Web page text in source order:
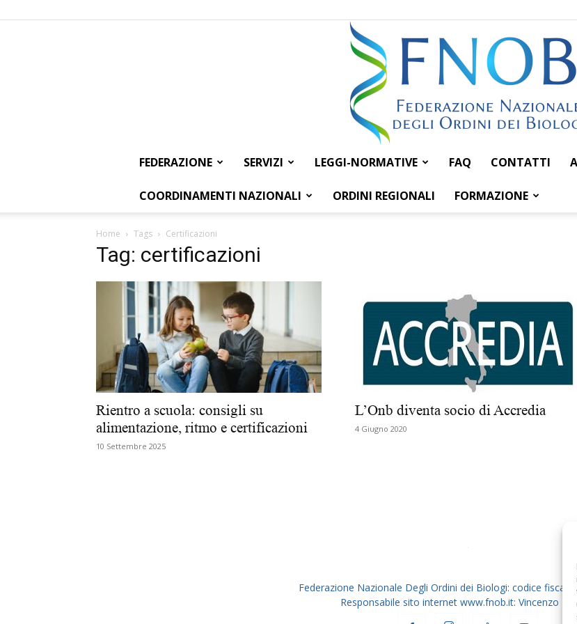
Federazione
degli
dei
FEDERAZIONE SERVIZI LEGGI-NORMATIVE FAQ CONTATTI
COORDINAMENTI NAZIONALI ORDINI REGIONALI FORMAZIONE
Home Tags Certificazioni
Tag: certificazioni
Rientro a scuola: consigli su
alimentazione, ritmo e certificazioni
10 Settembre 2025
L’Onb diventa socio di Accredia
4 Giugno 2020
Federazione Nazionale Degli Ordini dei Biologi: codice fiscale
Responsabile sito internet www.fnob.it: Vincenzo